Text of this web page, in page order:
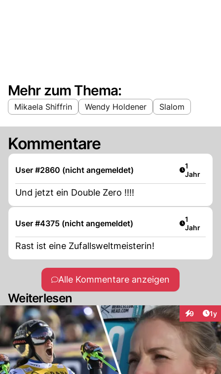
Mehr zum Thema:
Mikaela Shiffrin Wendy Holdener Slalom
Kommentare
User #2860 (nicht angemeldet) Artikel
1
Jahr
Und jetzt ein Double Zero !!!!
User #4375 (nicht angemeldet) Artikel
1
Jahr
Rast ist eine Zufallsweltmeisterin!
Alle Kommentare anzeigen
Weiterlesen
9 1y